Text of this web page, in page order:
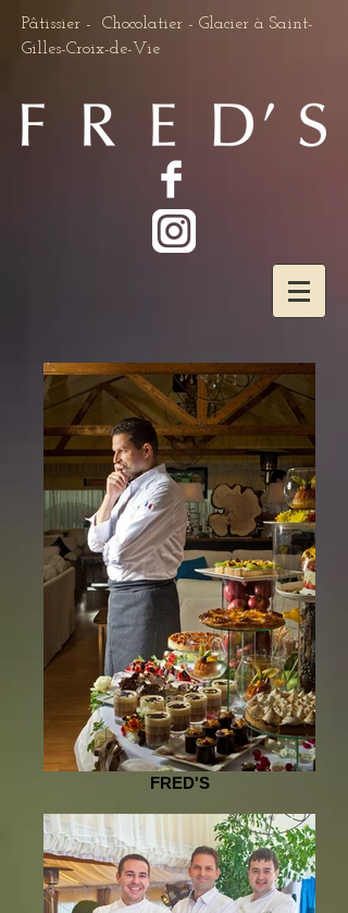
Pâtissier - Chocolatier - Glacier à Saint-
Gilles-Croix-de-Vie
FRED'S